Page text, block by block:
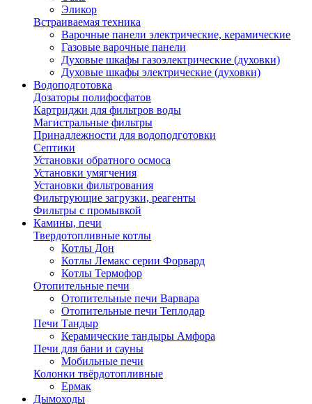
Эликор
Встраиваемая техника
Варочные панели электрические, керамические
Газовые варочные панели
Духовые шкафы газоэлектрические (духовки)
Духовые шкафы электрические (духовки)
Водоподготовка
Дозаторы полифосфатов
Картриджи для фильтров воды
Магистральные фильтры
Принадлежности для водоподготовки
Септики
Установки обратного осмоса
Установки умягчения
Установки фильтрования
Фильтрующие загрузки, реагенты
Фильтры с промывкой
Камины, печи
Твердотопливные котлы
Котлы Дон
Котлы Лемакс серии Форвард
Котлы Термофор
Отопительные печи
Отопительные печи Варвара
Отопительные печи Теплодар
Печи Тандыр
Керамические тандыры Амфора
Печи для бани и сауны
Мобильные печи
Колонки твёрдотопливные
Ермак
Дымоходы